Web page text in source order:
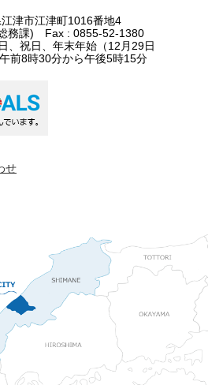
津市江津町1016番地4
務課) Fax : 0855-52-1380
、祝日、年末年始（12月29日
前8時30分から午後5時15分
せ